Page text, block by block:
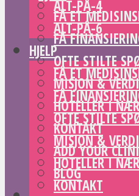
FÅ ET
FÅ
OFTE STILTE
MISJON &
HOTELLER I
KONTAKT
ADD YOUR
BLOG
ALT-PÅ-4
ALT-PÅ-6
HJELP
FÅ ET
FÅ
OFTE STILTE
MISJON &
HOTELLER I
KONTAKT